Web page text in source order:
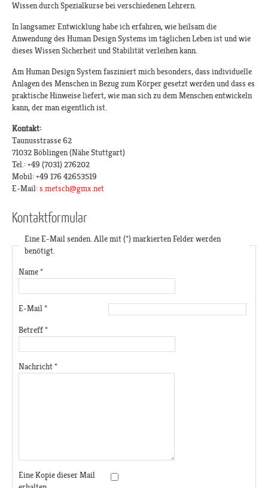
Wissen durch Spezialkurse bei verschiedenen Lehrern.
In langsamer Entwicklung habe ich erfahren, wie heilsam die
Anwendung des Human Design Systems im täglichen Leben ist und wie
dieses Wissen Sicherheit und Stabilität verleihen kann.
Am Human Design System fasziniert mich besonders, dass individuelle
Anlagen des Menschen in Bezug zum Körper gesetzt werden und dass es
praktische Hinweise liefert, wie man sich zu dem Menschen entwickeln
kann, der man eigentlich ist.
Kontakt:
Taunusstrasse 62
71032 Böblingen (Nähe Stuttgart)
Tel.: +49 (7031) 276202
Mobil: +49 176 42653519
E-Mail:s.metsch@gmx.net
Kontaktformular
Eine E-Mail senden. Alle mit (*) markierten Felder werden
benötigt.
Name*
E-Mail*
Betreff*
Nachricht*
Eine Kopie dieser Mail